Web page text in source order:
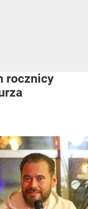
rocznicy